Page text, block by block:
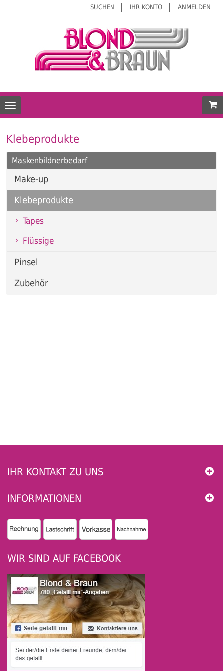
SUCHEN IHR KONTO ANMELDEN
Toggle navigation
Klebeprodukte
Maskenbildnerbedarf
Make-up
Klebeprodukte
Tapes
Flüssige
Pinsel
Zubehör
IHR KONTAKT ZU UNS
INFORMATIONEN
WIR SIND AUF FACEBOOK